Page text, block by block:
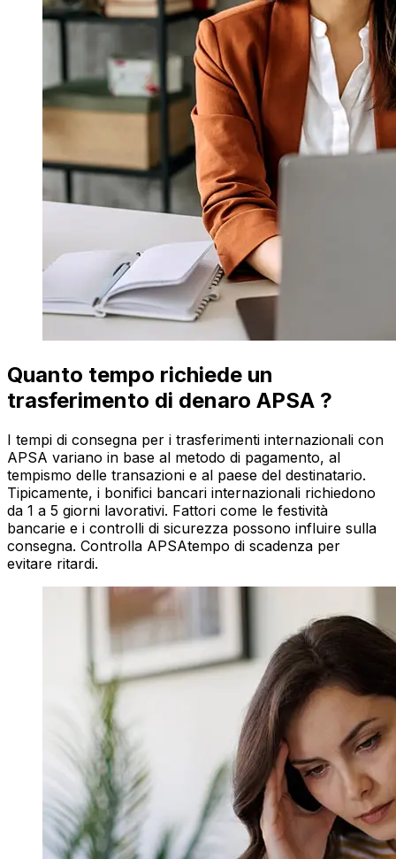
Quanto tempo richiede un
trasferimento di denaro APSA ?
I tempi di consegna per i trasferimenti internazionali con
APSA variano in base al metodo di pagamento, al
tempismo delle transazioni e al paese del destinatario.
Tipicamente, i bonifici bancari internazionali richiedono
da 1 a 5 giorni lavorativi. Fattori come le festività
bancarie e i controlli di sicurezza possono influire sulla
consegna. Controlla APSAtempo di scadenza per
evitare ritardi.